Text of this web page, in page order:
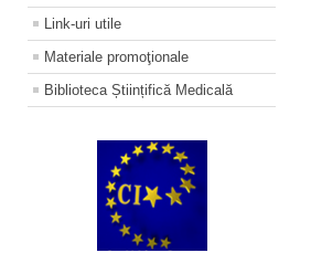
Link-uri utile
Materiale promoţionale
Biblioteca Științifică Medicală